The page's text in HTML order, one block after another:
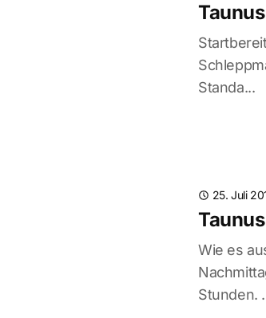
Standa...
25. Juli
Wie es
Stunden.